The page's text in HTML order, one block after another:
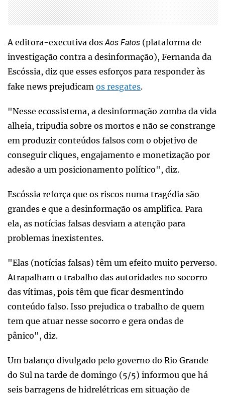
A editora-executiva dos Aos Fatos (plataforma de
investigação contra a desinformação), Fernanda da
Escóssia, diz que esses esforços para responder às
fake news prejudicam os resgates.
"Nesse ecossistema, a desinformação zomba da vida
alheia, tripudia sobre os mortos e não se constrange
em produzir conteúdos falsos com o objetivo de
conseguir cliques, engajamento e monetização por
adesão a um posicionamento político", diz.
Escóssia reforça que os riscos numa tragédia são
grandes e que a desinformação os amplifica. Para
ela, as notícias falsas desviam a atenção para
problemas inexistentes.
"Elas (notícias falsas) têm um efeito muito perverso.
Atrapalham o trabalho das autoridades no socorro
das vítimas, pois têm que ficar desmentindo
conteúdo falso. Isso prejudica o trabalho de quem
tem que atuar nesse socorro e gera ondas de
pânico", diz.
Um balanço divulgado pelo governo do Rio Grande
do Sul na tarde de domingo (5/5) informou que há
seis barragens de hidrelétricas em situação de